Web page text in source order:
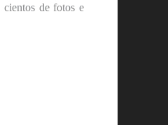
de fotos e